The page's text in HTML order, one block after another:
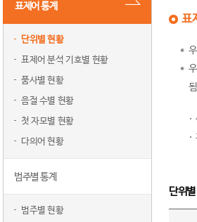
표제어 통계
단위별 현황
표제어 분석 기호별 현황
품사별 현황
음절 수별 현황
첫 자모별 현황
다의어 현황
범주별 통계
범주별 현황
표
단위